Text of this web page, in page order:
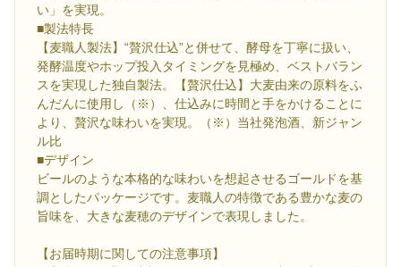
い」を実現。
■製法特長
【麦職人製法】“贅沢仕込”と併せて、酵母を丁寧に扱い、
発酵温度やホップ投入タイミングを見極め、ベストバラン
スを実現した独自製法。【贅沢仕込】大麦由来の原料をふ
んだんに使用し（※）、仕込みに時間と手をかけることに
より、贅沢な味わいを実現。（※）当社発泡酒、新ジャン
ル比
■デザイン
ビールのような本格的な味わいを想起させるゴールドを基
調としたパッケージです。麦職人の特徴である豊かな麦の
旨味を、大きな麦穂のデザインで表現しました。
【お届時期に関しての注意事項】